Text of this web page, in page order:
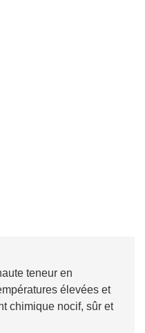
teneur en
élevées et
chimique nocif, sûr et